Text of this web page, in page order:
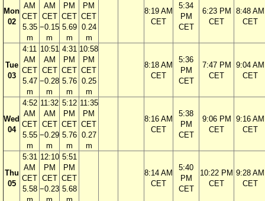
Mon
02
AM
CET
5.35
m
AM
CET
−0.15
m
PM
CET
5.69
m
PM
CET
0.24
m
8:19 AM
CET
5:34
PM
CET
6:23 PM
CET
8:48 AM
CET
Tue
03
4:11
AM
CET
5.47
m
10:51
AM
CET
−0.28
m
4:31
PM
CET
5.76
m
10:58
PM
CET
0.25
m
8:18 AM
CET
5:36
PM
CET
7:47 PM
CET
9:04 AM
CET
Wed
04
4:52
AM
CET
5.55
m
11:32
AM
CET
−0.29
m
5:12
PM
CET
5.76
m
11:35
PM
CET
0.27
m
8:16 AM
CET
5:38
PM
CET
9:06 PM
CET
9:16 AM
CET
Thu
05
5:31
AM
CET
5.58
12:10
PM
CET
−0.23
5:51
PM
CET
5.68
8:14 AM
CET
5:40
PM
CET
10:22 PM
CET
9:28 AM
CET